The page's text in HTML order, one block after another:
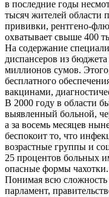
в последние годы
тысяч жителей области
прививки, рентгено-
охватывает свыше 400
На содержание
диспансеров из
миллионов сумов.
бесплатного
вакцинами,
В 2000 году в области
выявленный больной,
а за восемь месяцев
беспокоит то, что
возрастные группы и
25 процентов больных
опасные формы чахотки.
Понимая всю
парламент,